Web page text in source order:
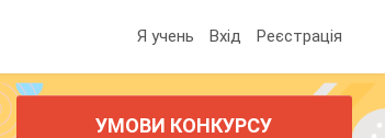
Я учень Вхід Реєстрація
УМОВИ КОНКУРСУ